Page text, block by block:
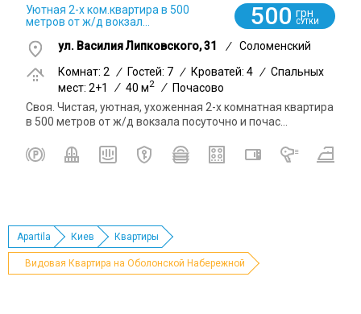
Уютная 2-х ком.квартира в 500
метров от ж/д вокзал...
500 грн
СУТКИ
ул. Василия Липковского, 31 /
Соломенский
Комнат: 2
/ Гостей: 7 / Кроватей: 4 / Спальных
мест: 2+1
/ 40 м2 / Почасово
Своя. Чистая, уютная, ухоженная 2-х комнатная квартира
в 500 метров от ж/д вокзала посуточно и почас...
Apartila Киев Квартиры
Видовая Квартира на Оболонской Набережной